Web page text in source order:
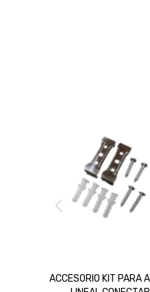
ACCESORIO KIT PARA